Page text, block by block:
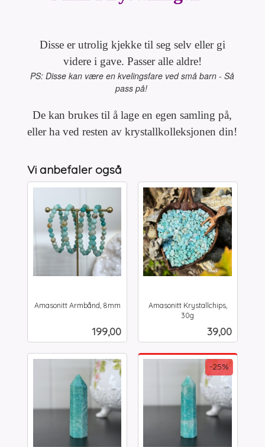
Disse er utrolig kjekke til seg selv eller gi
videre i gave. Passer alle aldre!
PS: Disse kan være en kvelingsfare ved små barn - Så
pass på!
De kan brukes til å lage en egen samling på,
eller ha ved resten av krystallkolleksjonen din!
Vi anbefaler også
Amasonitt Armbånd, 8mm
Pris
199,00
Amasonitt Krystallchips,
30g
Pris
39,00
-25%